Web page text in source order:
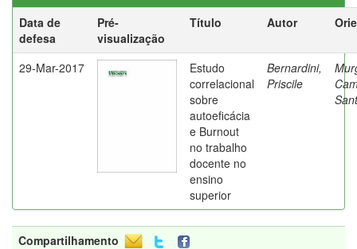
Data de
defesa
Pré-
visualização
Título Autor
29-Mar-2017
Estudo
correlacional
sobre
autoeficácia
e Burnout
no trabalho
docente no
ensino
superior
Bernardini,
Priscile
Compartilhamento